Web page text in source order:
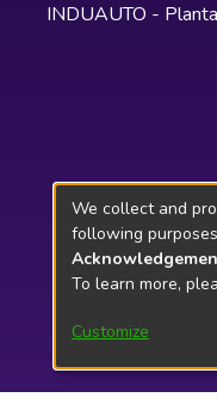
INDUAUTO -
We collect and
following
To learn more,
Customize